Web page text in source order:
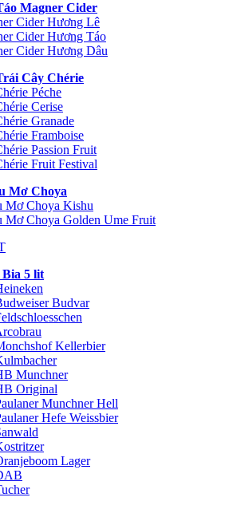
Magner Cider
Cider Hương Lê
Cider Hương Táo
Cider Hương Dâu
Cây Chérie
Péche
Cerise
Granade
Framboise
Passion Fruit
Fruit Festival
Mơ Choya
Mơ Choya Kishu
Mơ Choya Golden Ume Fruit
Bia 5 lit
Budvar
Kellerbier
Munchner
Original
Munchner Hell
Hefe Weissbier
Lager